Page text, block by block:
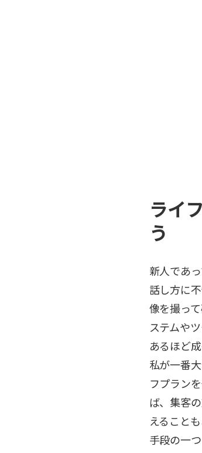
ライ
う
新人であ
話し方に
像を撮っ
ステムや
あるほど
私が一番
フプラン
ば、集客
えること
手段の一